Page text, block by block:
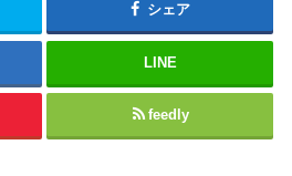
シェア
LINE
feedly